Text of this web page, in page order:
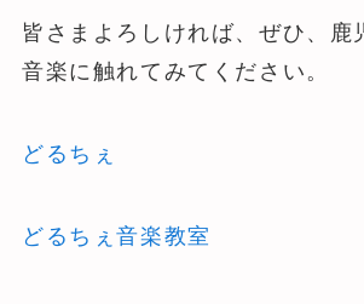
皆さまよろしければ、ぜひ、鹿
音楽に触れてみてください。
どるちぇ
どるちぇ音楽教室